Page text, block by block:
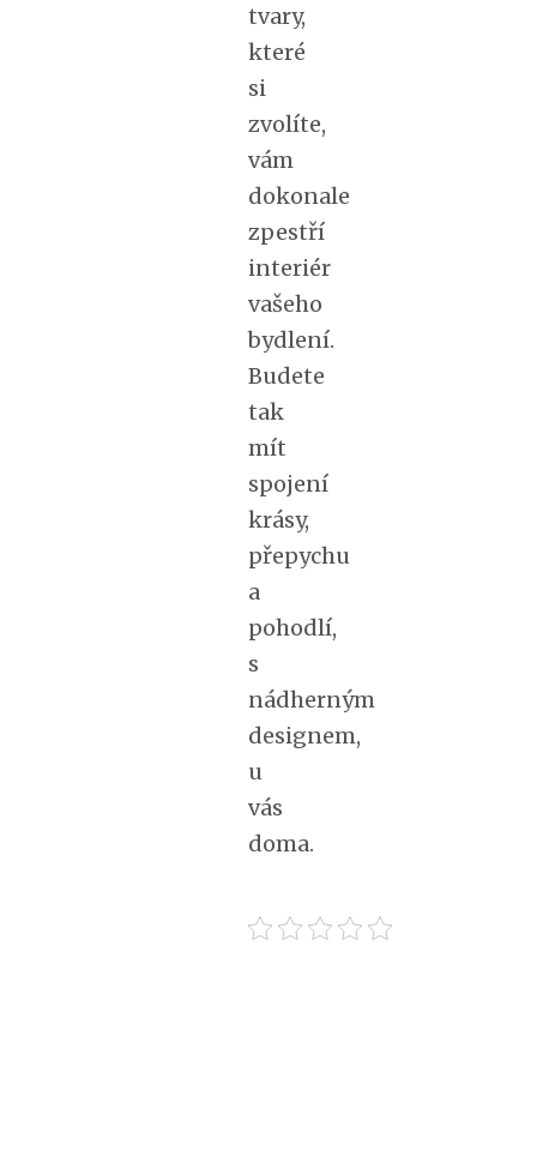
tvary,
které
si
zvolíte,
vám
dokonale
zpestří
interiér
vašeho
bydlení.
Budete
tak
mít
spojení
krásy,
přepychu
a
pohodlí,
s
nádherným
designem,
u
vás
doma.